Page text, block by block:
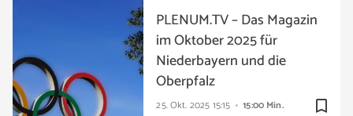
bookmark_border
25. Okt. 2025 15:15 15:00 Min.
PLENUM.TV – Das Magazin
im Oktober 2025 für
Niederbayern und die
Oberpfalz